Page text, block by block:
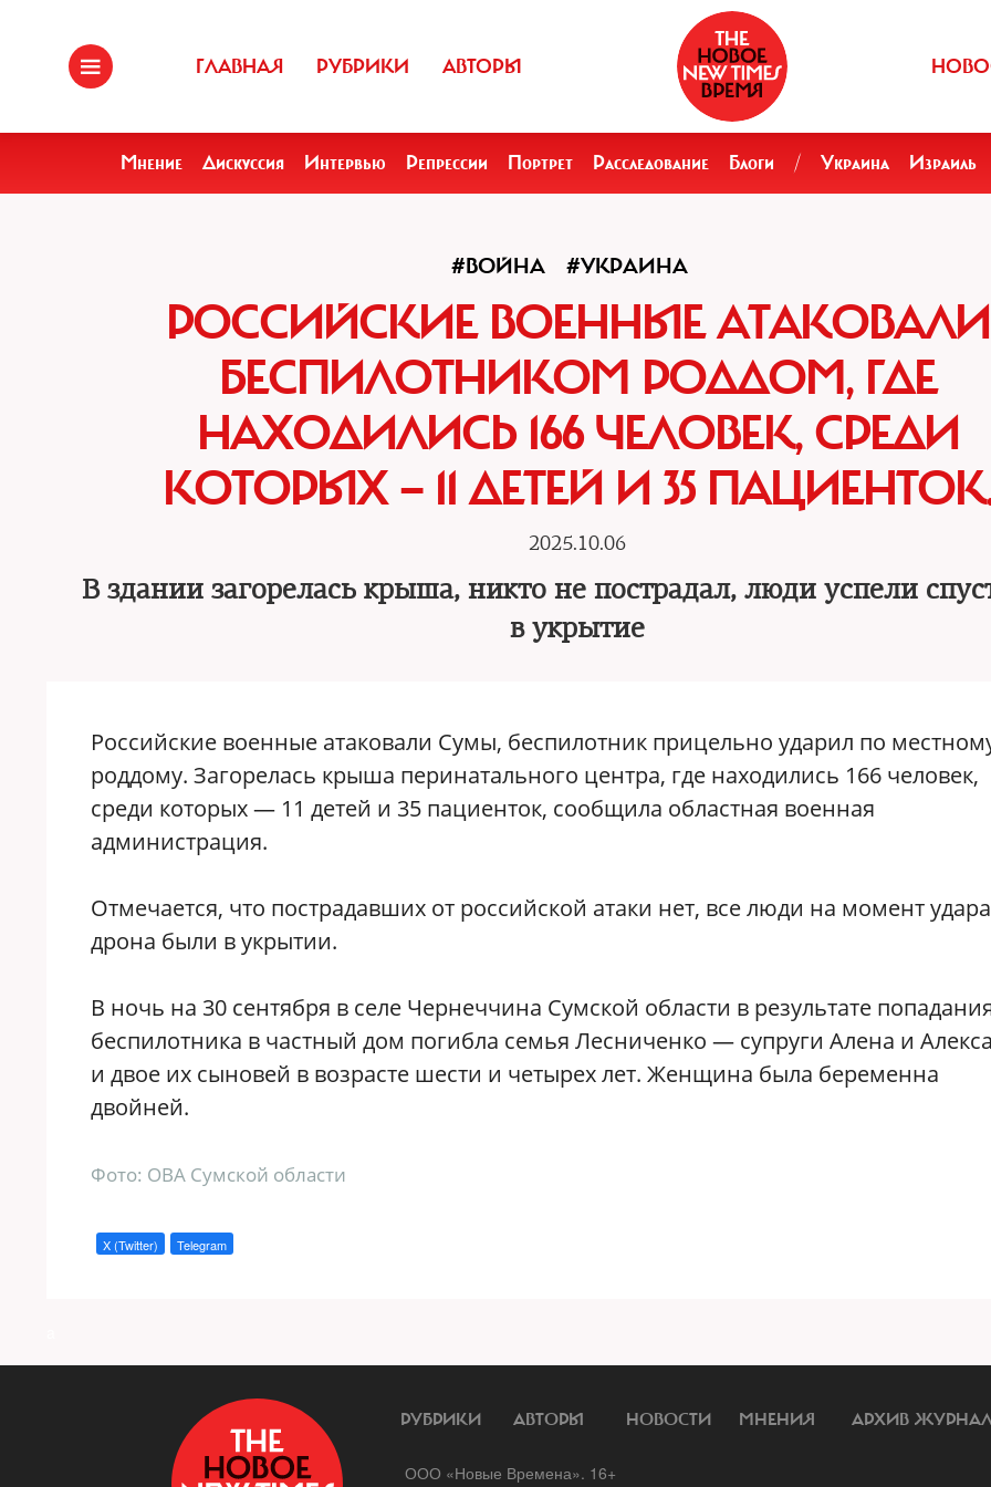
ГЛАВНАЯ РУБРИКИ АВТОРЫ
Мнение Дискуссия Интервью Репрессии Портрет Расследование Блоги / Украина Израиль
#ВОЙНА #УКРАИНА
РОССИЙСКИЕ ВОЕННЫЕ АТАКОВАЛИ
БЕСПИЛОТНИКОМ РОДДОМ, ГДЕ
НАХОДИЛИСЬ 166 ЧЕЛОВЕК, СРЕДИ
КОТОРЫХ — 11 ДЕТЕЙ И 35
2025.10.06
В здании загорелась крыша, никто не пострадал, люди успели
в укрытие
Российские военные атаковали Сумы, беспилотник прицельно ударил по
роддому. Загорелась крыша перинатального центра, где находились 166 человек,
среди которых — 11 детей и 35 пациенток, сообщила областная военная
администрация.
Отмечается, что пострадавших от российской атаки нет, все люди на момент удара
дрона были в укрытии.
В ночь на 30 сентября в селе Чернеччина Сумской области в результате
беспилотника в частный дом погибла семья Лесниченко — супруги Алена и
и двое их сыновей в возрасте шести и четырех лет. Женщина была беременна
двойней.
Фото: ОВА Сумской области
X (Twitter) Telegram
РУБРИКИ АВТОРЫ НОВОСТИ МНЕНИЯ АРХИВ
ООО «Новые Времена». 16+